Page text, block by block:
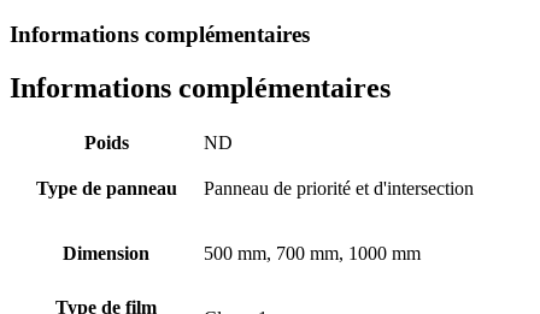
Informations complémentaires
Informations complémentaires
Poids ND
Type de panneau Panneau de priorité et d'intersection
Dimension 500 mm, 700 mm, 1000 mm
Type de film